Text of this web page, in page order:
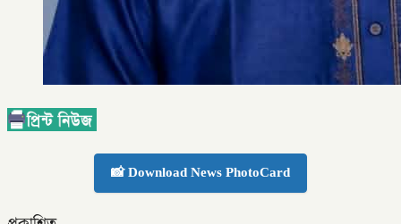
📸 Download News PhotoCard